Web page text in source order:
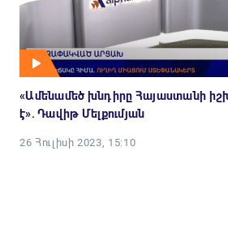
«Ամենամեծ խնդիրը Հայաստանի
է». Դավիթ Մելքումյան
26 Հուլիսի 2023, 15:10